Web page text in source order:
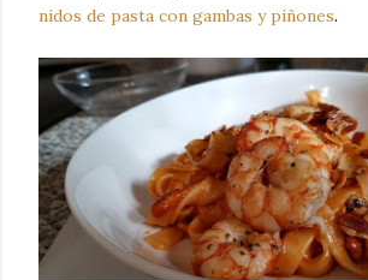
nidos de pasta con gambas y piñones.